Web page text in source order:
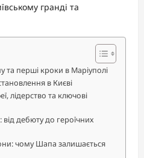
гранді та
перші кроки в Маріуполі
в Києві
лідерство та ключові
від дебюту до героїчних
чому Шапа залишається